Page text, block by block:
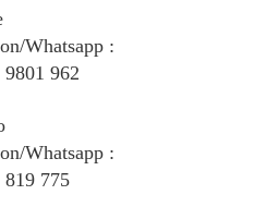
Whatsapp :
9801 962
Whatsapp :
819 775